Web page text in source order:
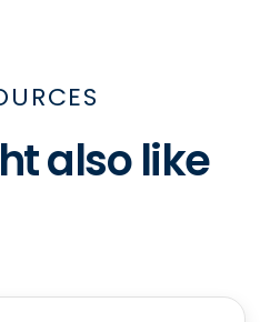
also like